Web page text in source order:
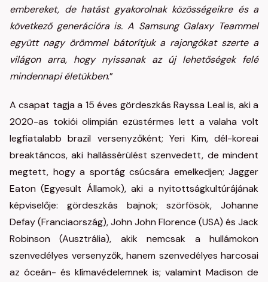
embereket, de hatást gyakorolnak közösségeikre és a
következő generációra is. A Samsung Galaxy Teammel
együtt nagy örömmel bátorítjuk a rajongókat szerte a
világon arra, hogy nyissanak az új lehetőségek felé
mindennapi életükben.”
A csapat tagja a 15 éves gördeszkás Rayssa Leal is, aki a
2020-as tokiói olimpián ezüstérmes lett a valaha volt
legfiatalabb brazil versenyzőként; Yeri Kim, dél-koreai
breaktáncos, aki hallássérülést szenvedett, de mindent
megtett, hogy a sportág csúcsára emelkedjen; Jagger
Eaton (Egyesült Államok), aki a nyitottságkultúrájának
képviselője: gördeszkás bajnok; szörfösök, Johanne
Defay (Franciaország), John John Florence (USA) és Jack
Robinson (Ausztrália), akik nemcsak a hullámokon
szenvedélyes versenyzők, hanem szenvedélyes harcosai
az óceán- és klímavédelemnek is; valamint Madison de